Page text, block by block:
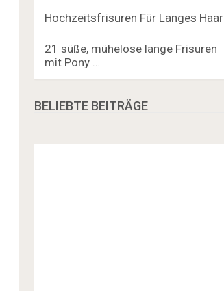
Hochzeitsfrisuren Für Langes Haar
21 süße, mühelose lange Frisuren
mit Pony …
BELIEBTE BEITRÄGE